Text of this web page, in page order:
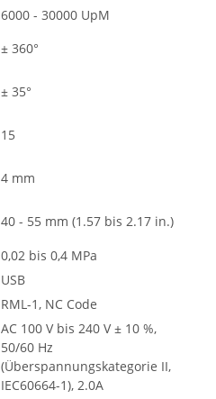
6000 - 30000 UpM
± 360°
± 35°
15
4 mm
40 - 55 mm (1.57 bis 2.17 in.)
0,02 bis 0,4 MPa
USB
RML-1, NC Code
AC 100 V bis 240 V ± 10 %,
50/60 Hz
(Überspannungskategorie II,
IEC60664-1), 2.0A